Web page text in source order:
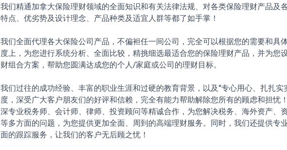
我们精通加拿大保险理财领域的全面知识和有关法律法规、对各类保险理财产品及
特点、优劣势及设计理念、产品种类及适宜人群等都了如手掌！
我们全面代理各大保险公司产品，不偏袒任一间公司，完全可以根据您的需要和具
度上，为您进行系统分析、全面比较，精挑细选最适合您的保险理财产品，并为您
财组合方案，帮助您圆满达成您的个人/家庭或公司的理财目标。
我们过往的成功经验、丰富的职业生涯和过硬的教育背景，以及“专心用心、扎扎实
度，深受广大客户朋友们的好评和信赖，完全有能力帮助解除您所有的顾虑和担忧
深专业税务师、会计师、律师、投资顾问等精诚合作，为您解决税务、海外资产、
等多方面的问题，为您提供更加全面、周到的高端理财服务。同时，我们还提供专
面的跟踪服务，让我们的客户无后顾之忧！